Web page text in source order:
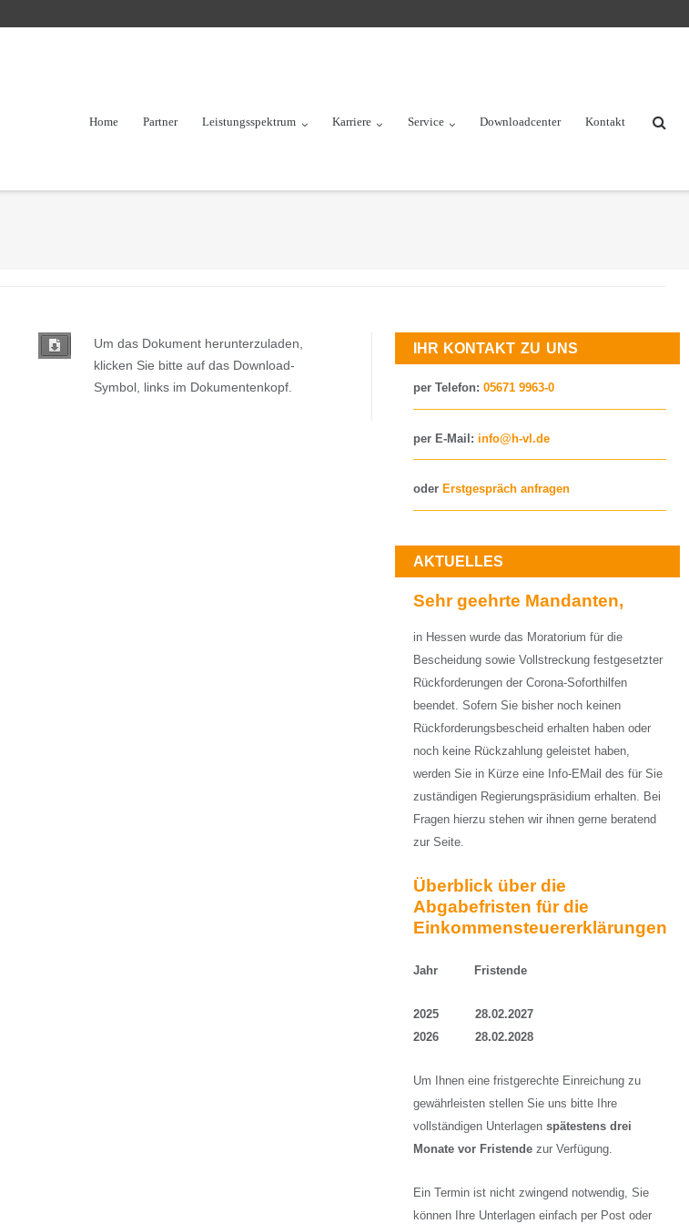
Home Partner Leistungsspektrum Karriere Service Downloadcenter Kontakt
Um das Dokument herunterzuladen,
klicken Sie bitte auf das Download-
Symbol, links im Dokumentenkopf.
IHR KONTAKT ZU UNS
per Telefon: 05671 9963-0
per E-Mail: info@h-vl.de
oder Erstgespräch anfragen
AKTUELLES
Sehr geehrte Mandanten,
in Hessen wurde das Moratorium für die
Bescheidung sowie Vollstreckung festgesetzter
Rückforderungen der Corona-Soforthilfen
beendet. Sofern Sie bisher noch keinen
Rückforderungsbescheid erhalten haben oder
noch keine Rückzahlung geleistet haben,
werden Sie in Kürze eine Info-EMail des für Sie
zuständigen Regierungspräsidium erhalten. Bei
Fragen hierzu stehen wir ihnen gerne beratend
zur Seite.
Überblick über die
Abgabefristen für die
Einkommensteuererklärungen
Jahr Fristende
2025 28.02.2027
2026 28.02.2028
Um Ihnen eine fristgerechte Einreichung zu
gewährleisten stellen Sie uns bitte Ihre
vollständigen Unterlagen spätestens drei
Monate vor Fristendezur Verfügung.
Ein Termin ist nicht zwingend notwendig, Sie
können Ihre Unterlagen einfach per Post oder